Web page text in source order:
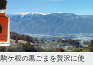
ケ根の黒ごまを贅沢に使